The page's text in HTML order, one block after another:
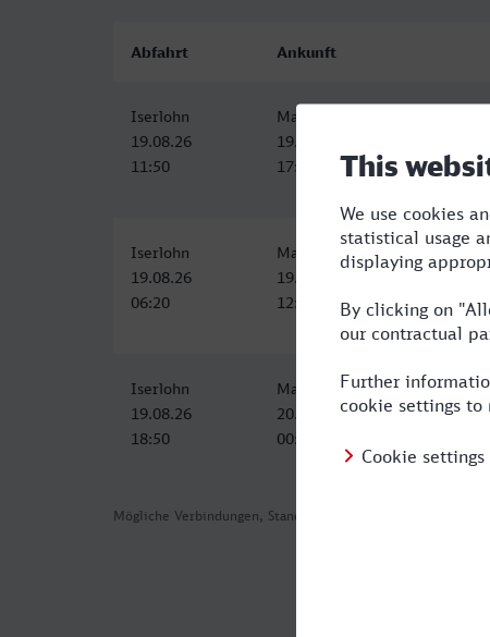
Mögliche Verbindungen, Stand: 2026-08-05 07:53
Abfahrt Ankunft
Iserlohn
19.08.26
11:50
Magdeburg Hbf
19.08.26
17:18
Iserlohn
19.08.26
06:20
Magdeburg Hbf
19.08.26
12:33
Iserlohn
19.08.26
18:50
Magdeburg Hbf
20.08.26
00:32